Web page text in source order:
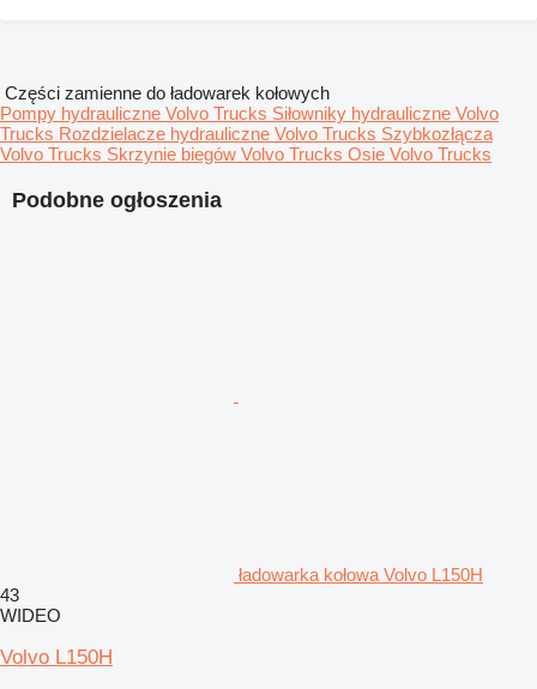
Podobne ogłoszenia
ładowarka kołowa Volvo L150H
43
WIDEO
Volvo L150H
Części zamienne do ładowarek kołowych
Pompy hydrauliczne Volvo Trucks Siłowniky hydrauliczne Volvo
Trucks Rozdzielacze hydrauliczne Volvo Trucks Szybkozłącza
Volvo Trucks Skrzynie biegów Volvo Trucks Osie Volvo Trucks